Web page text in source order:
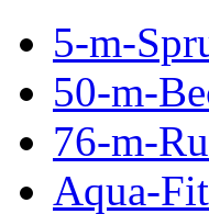
5-m-
50-m-
76-m-
Aqua-